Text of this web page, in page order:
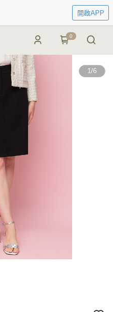
開啟APP
0
1/6